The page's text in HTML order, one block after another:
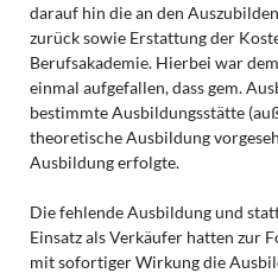
darauf hin die an den
zurück sowie Erstattung der
Berufsakademie. Hierbei war
einmal aufgefallen, dass gem.
bestimmte Ausbildungsstätte
theoretische Ausbildung
Ausbildung erfolgte.
Die fehlende Ausbildung und
Einsatz als Verkäufer hatten zur
mit sofortiger Wirkung die